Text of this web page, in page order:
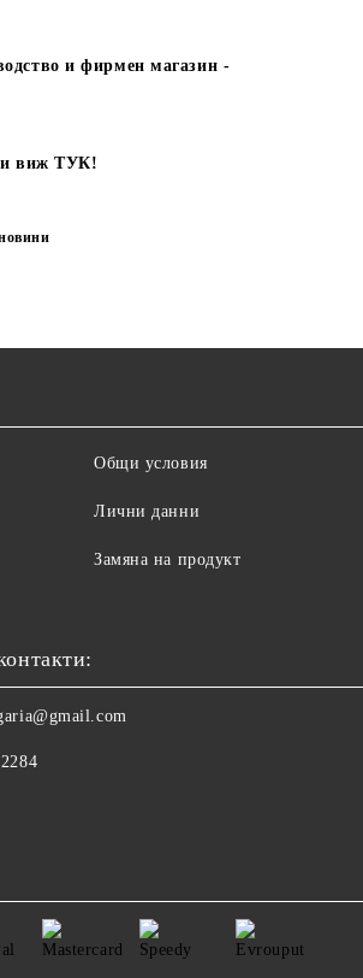
и фирмен магазин -
виж ТУК!
Общи условия
Лични данни
Замяна на продукт